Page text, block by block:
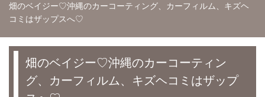
畑のベイジー♡沖縄のカーコーティング、カーフィルム、キズヘ
コミはザップスへ♡
畑のベイジー♡沖縄のカーコーティン
グ、カーフィルム、キズヘコミはザップ